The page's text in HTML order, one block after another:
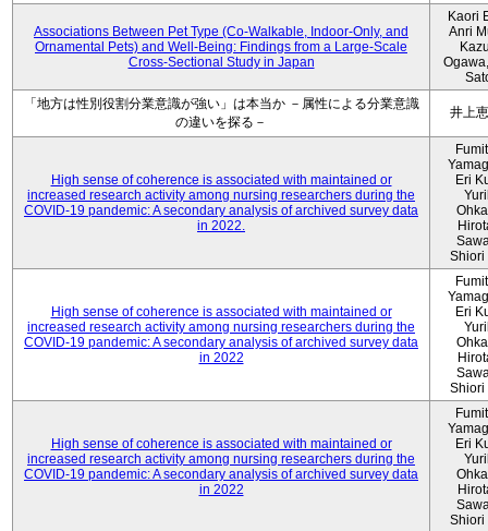
Associations Between Pet Type (Co-Walkable, Indoor-Only, and
Ornamental Pets) and Well-Being: Findings from a Large-Scale
Cross-Sectional Study in Japan
Kaori
Anri
「地方は性別役割分業意識が強い」は本当か －属性による分業意識
の違いを探る－
井上
High sense of coherence is associated with maintained or
increased research activity among nursing researchers during the
COVID-19 pandemic: A secondary analysis of archived survey data
in 2022.
Eri
Shiori
High sense of coherence is associated with maintained or
increased research activity among nursing researchers during the
COVID-19 pandemic: A secondary analysis of archived survey data
in 2022
Eri
Shiori
High sense of coherence is associated with maintained or
increased research activity among nursing researchers during the
COVID-19 pandemic: A secondary analysis of archived survey data
in 2022
Eri
Shiori